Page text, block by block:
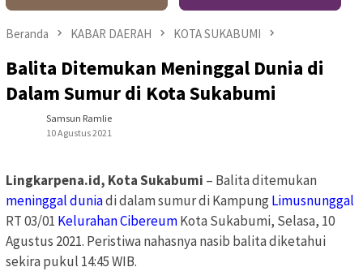
Beranda KABAR DAERAH KOTA SUKABUMI
Balita Ditemukan Meninggal Dunia di
Dalam Sumur di Kota Sukabumi
Samsun Ramlie
10 Agustus 2021
Lingkarpena.id, Kota Sukabumi – Balita ditemukan
meninggal duniadi dalam sumur di KampungLimusnunggal
RT 03/01 Kelurahan CibereumKota Sukabumi, Selasa, 10
Agustus 2021. Peristiwa nahasnya nasib balita diketahui
sekira pukul 14:45 WIB.